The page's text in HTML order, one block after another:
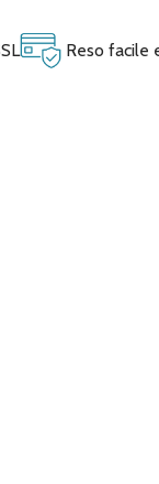
Reso facile